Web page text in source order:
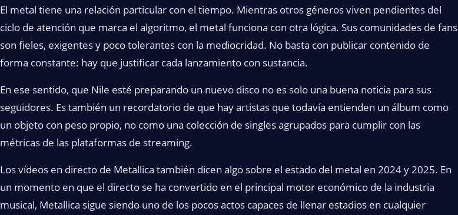
El metal tiene una relación particular con el tiempo. Mientras otros géneros viven pendientes del
ciclo de atención que marca el algoritmo, el metal funciona con otra lógica. Sus comunidades de fans
son fieles, exigentes y poco tolerantes con la mediocridad. No basta con publicar contenido de
forma constante: hay que justificar cada lanzamiento con sustancia.
En ese sentido, que Nile esté preparando un nuevo disco no es solo una buena noticia para sus
seguidores. Es también un recordatorio de que hay artistas que todavía entienden un álbum como
un objeto con peso propio, no como una colección de singles agrupados para cumplir con las
métricas de las plataformas de streaming.
Los vídeos en directo de Metallica también dicen algo sobre el estado del metal en 2024 y 2025. En
un momento en que el directo se ha convertido en el principal motor económico de la industria
musical, Metallica sigue siendo uno de los pocos actos capaces de llenar estadios en cualquier